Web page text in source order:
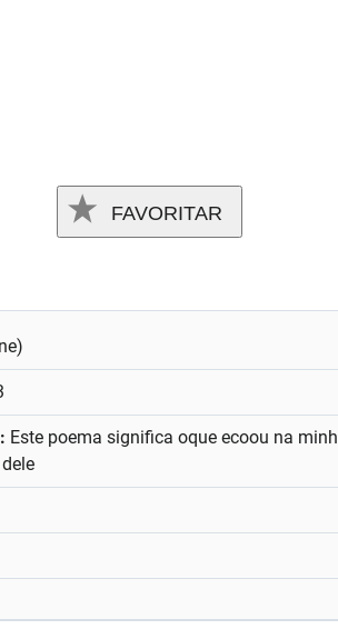
FAVORITAR
Este poema significa oque ecoou na